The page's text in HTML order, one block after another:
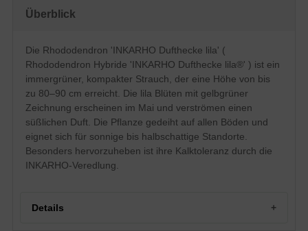
Blatt
Immergrün, breit-elliptisch, am Ende
zugespitzt, leicht nach oben gewölbt,
ledrig, frischgrün, 6 bis 8 cm lang
Frucht
Kapselfrucht
Blüte
Zartrosa Knospen, lila Blüten mit
gelbgrüner Zeichnung, süßlich duftend
Blütezeit
Mai
Rinde
Braun
Wurzeln
Flachwurzler, dicht verzweigt
Gedeiht auf allen Böden
Überblick
Die Rhododendron 'INKARHO Dufthecke lila' (
Rhododendron Hybride 'INKARHO Dufthecke lila®' ) ist ein
immergrüner, kompakter Strauch, der eine Höhe von bis
zu 80–90 cm erreicht. Die lila Blüten mit gelbgrüner
Zeichnung erscheinen im Mai und verströmen einen
süßlichen Duft. Die Pflanze gedeiht auf allen Böden und
eignet sich für sonnige bis halbschattige Standorte.
Besonders hervorzuheben ist ihre Kalktole­ranz durch die
INKARHO-Veredlung.
Details